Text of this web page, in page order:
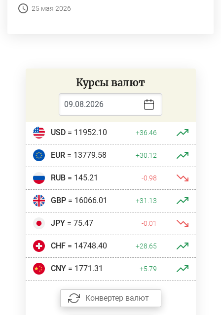
25 мая 2026
Курсы валют
USD= 11952.10 +36.46
EUR= 13779.58 +30.12
RUB= 145.21 -0.98
GBP= 16066.01 +31.13
JPY= 75.47 -0.01
CHF= 14748.40 +28.65
CNY= 1771.31 +5.79
Конвертер валют